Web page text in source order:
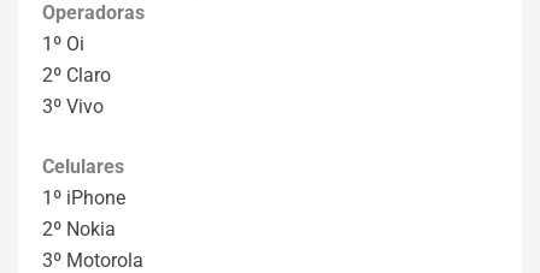
Operadoras
1º Oi
2º Claro
3º Vivo
Celulares
1º iPhone
2º Nokia
3º Motorola